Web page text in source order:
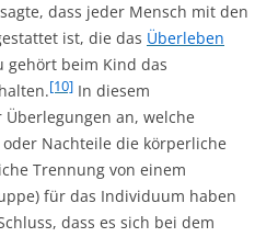
dass jeder Mensch mit den
ist, die das Überleben
gehört beim Kind das
[10] In diesem
an, welche
Nachteile die körperliche
Trennung von einem
für das Individuum haben
dass es sich bei dem